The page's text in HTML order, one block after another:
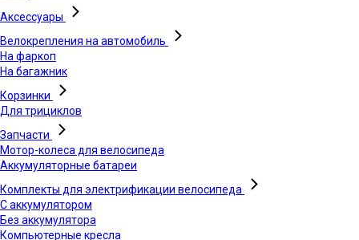
Аксессуары
Велокрепления на автомобиль
На фаркоп
На багажник
Корзинки
Для трициклов
Запчасти
Мотор-колеса для велосипеда
Аккумуляторные батареи
Комплекты для электрификации велосипеда
С аккумулятором
Без аккумулятора
Компьютерные кресла